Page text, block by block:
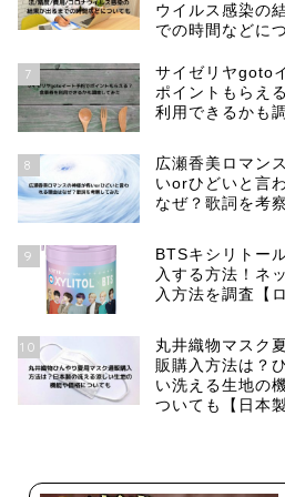
ウイルス感染の
での時間などに
7
サイゼリヤgoto
ポイントもらえ
利用できるかも
8
広瀬香美ロマン
いorひどいと言
なぜ？歌詞を考
9
BTSキシリトー
入する方法！ネ
入方法を調査【
10
丸井織物マスク
販購入方法は？
い洗える生地の
ついても【日本製